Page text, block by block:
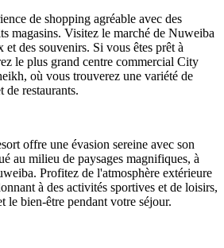
de shopping agréable avec des
magasins. Visitez le marché de Nuweiba
et des souvenirs. Si vous êtes prêt à
le plus grand centre commercial City
où vous trouverez une variété de
de restaurants.
offre une évasion sereine avec son
au milieu de paysages magnifiques, à
Profitez de l'atmosphère extérieure
à des activités sportives et de loisirs,
le bien-être pendant votre séjour.